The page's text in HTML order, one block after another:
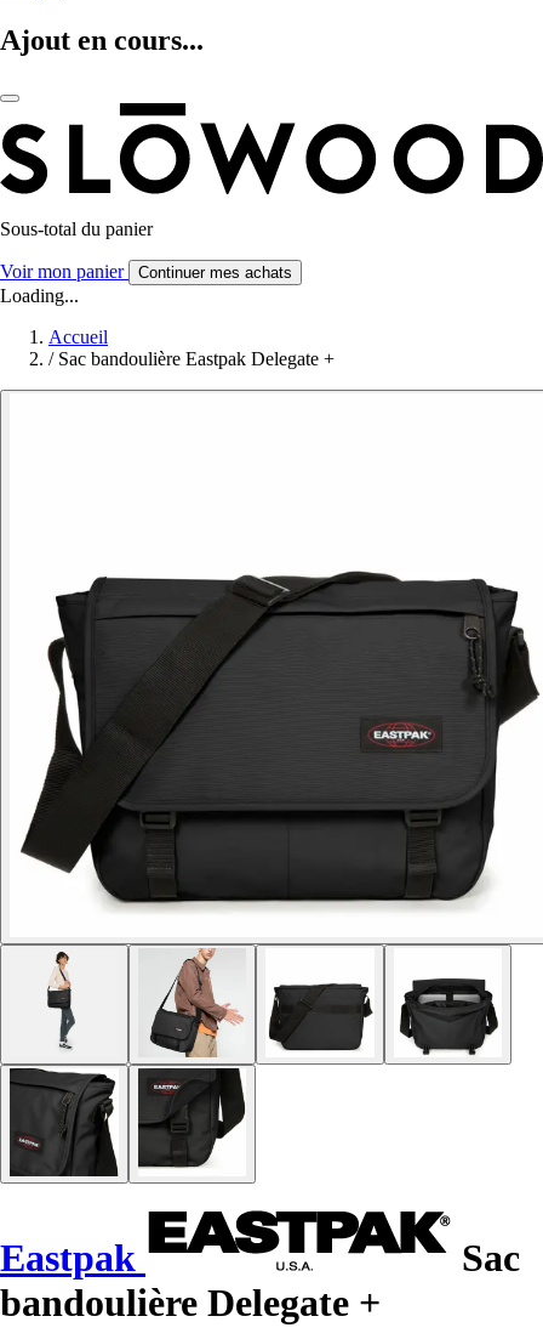
Ajout en cours...
Sous-total du panier
Voir mon panier Continuer mes achats
Loading...
Accueil
/ Sac bandoulière Eastpak Delegate +
Eastpak
Sac
bandoulière Delegate +